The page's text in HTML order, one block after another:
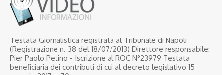
Testata Giornalistica registrata al Tribunale di Napoli
(Registrazione n. 38 del 18/07/2013) Direttore responsabile:
Pier Paolo Petino - Iscrizione al ROC N°23979 Testata
beneficiaria dei contributi di cui al decreto legislativo 15